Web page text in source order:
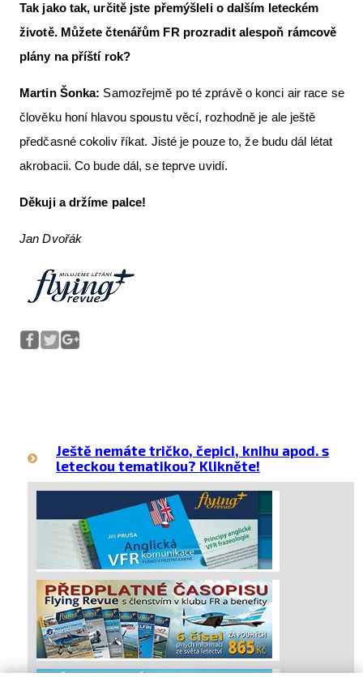
Tak jako tak, určitě jste přemýšleli o dalším leteckém
životě. Můžete čtenářům FR prozradit alespoň rámcově
plány na příští rok?
Martin Šonka: Samozřejmě po té zprávě o konci air race se
člověku honí hlavou spoustu věcí, rozhodně je ale ještě
předčasné cokoliv říkat. Jisté je pouze to, že budu dál létat
akrobacii. Co bude dál, se teprve uvidí.
Děkuji a držíme palce!
Jan Dvořák
Ještě nemáte tričko, čepici, knihu apod. s
leteckou tematikou? Klikněte!